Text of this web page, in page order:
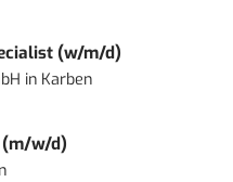
(w/m/d)
in Karben
(m/w/d)